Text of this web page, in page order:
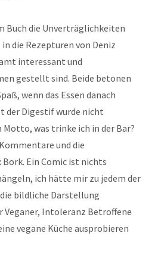
Buch die Unverträglichkeiten
die Rezepturen von Deniz
interessant und
gestellt sind. Beide betonen
wenn das Essen danach
der Digestif wurde nicht
Motto, was trinke ich in der Bar?
und die
Ein Comic ist nichts
ich hätte mir zu jedem der
bildliche Darstellung
Veganer, Intoleranz Betroffene
vegane Küche ausprobieren